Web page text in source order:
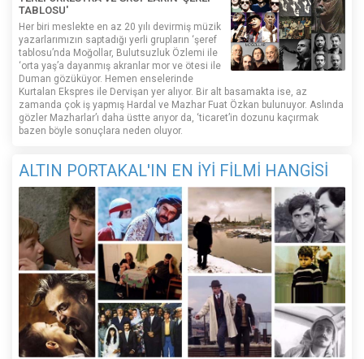
TABLOSU'
Her biri meslekte en az 20 yılı devirmiş müzik
yazarlarımızın saptadığı yerli grupların ‘şeref
tablosu’nda Moğollar, Bulutsuzluk Özlemi ile
‘orta yaş’a dayanmış akranlar mor ve ötesi ile
Duman gözüküyor. Hemen enselerinde
Kurtalan Ekspres ile Dervişan yer alıyor. Bir alt basamakta ise, az
zamanda çok iş yapmış Hardal ve Mazhar Fuat Özkan bulunuyor. Aslında
gözler Mazharlar’ı daha üstte arıyor da, ‘ticaret’in dozunu kaçırmak
bazen böyle sonuçlara neden oluyor.
ALTIN PORTAKAL'IN EN İYİ FİLMİ HANGİSİ